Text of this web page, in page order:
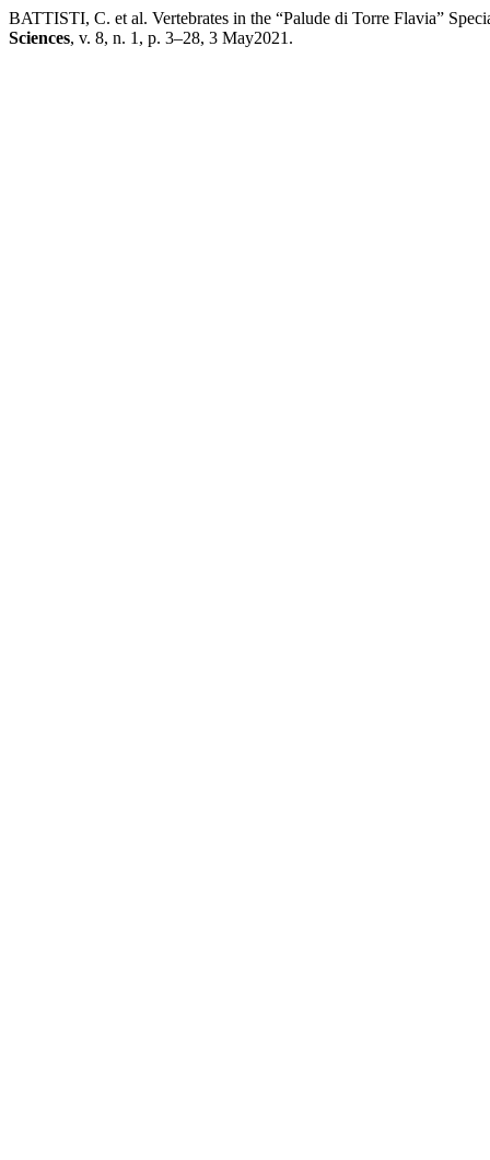
BATTISTI, C. et al. Vertebrates in the “Palude di Torre Flavia”
Sciences, v. 8, n. 1, p. 3–28, 3 May2021.